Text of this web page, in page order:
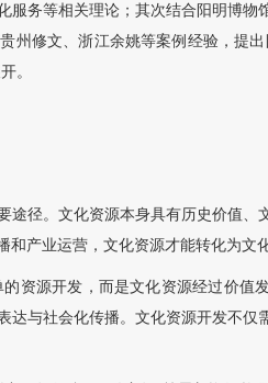
服务等相关理论；其次结合阳明博物
州修文、浙江余姚等案例经验，提
。
途径。文化资源本身具有历史价值、
产业运营，文化资源才能转化为文
资源开发，而是文化资源经过价值
达与社会化传播。文化资源开发不